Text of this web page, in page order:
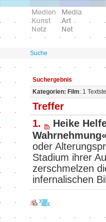
Suche
Suchergebnis
Kategorien: Film: 1
Treffer
1.
Heike
Wahrnehmung«
oder
Stadium ihrer
zerschmelzen
infernalischen